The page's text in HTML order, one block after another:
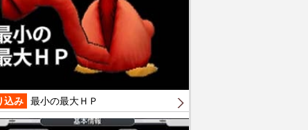
込み 最小の最大ＨＰ